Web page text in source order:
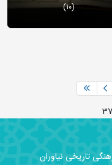
(10)
تاریخی نیاوران